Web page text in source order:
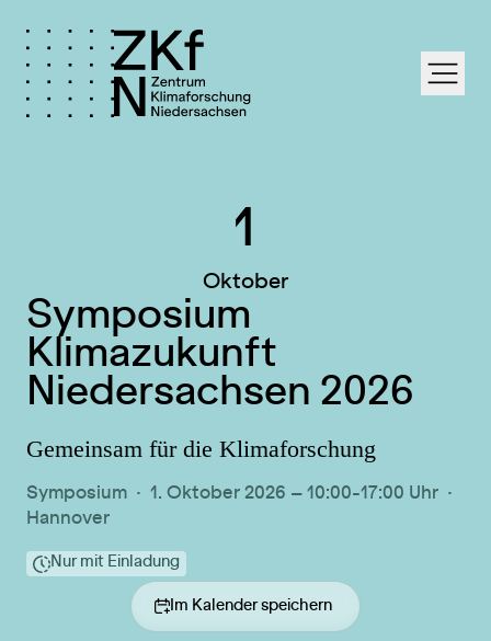
1
Oktober
Symposium
Klimazukunft
Niedersachsen 2026
Gemeinsam für die Klimaforschung
Symposium · 1. Oktober 2026 – 10:00-17:00 Uhr ·
Hannover
Nur mit Einladung
Im Kalender speichern